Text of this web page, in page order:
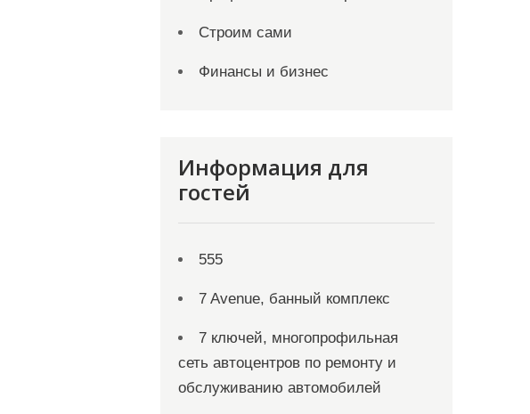
Строим сами
Финансы и бизнес
Информация для
гостей
555
7 Avenue, банный комплекс
7 ключей, многопрофильная
сеть автоцентров по ремонту и
обслуживанию автомобилей